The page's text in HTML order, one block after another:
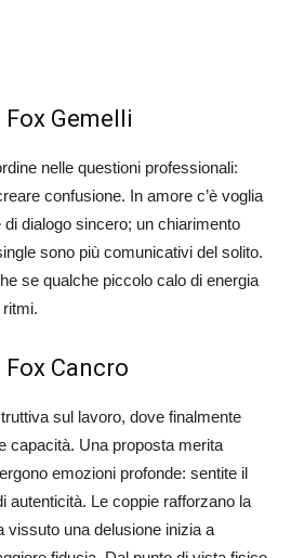
Gemelli
nelle questioni professionali:
confusione. In amore c’è voglia
dialogo sincero; un chiarimento
sono più comunicativi del solito.
se qualche piccolo calo di energia
Cancro
sul lavoro, dove finalmente
capacità. Una proposta merita
emozioni profonde: sentite il
autenticità. Le coppie rafforzano la
vissuto una delusione inizia a